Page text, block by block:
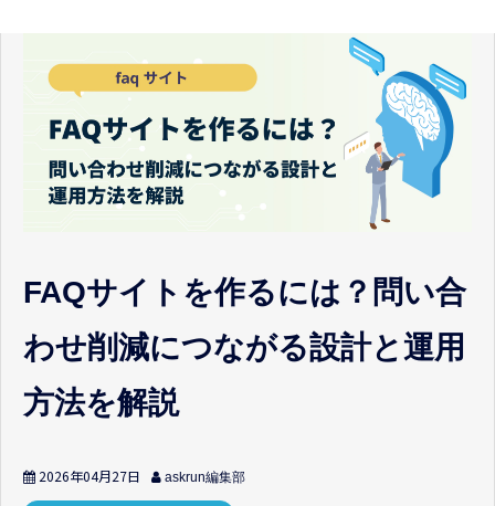
FAQサイトを作るには？問い合
わせ削減につながる設計と運用
方法を解説
2026年04月27日 askrun編集部